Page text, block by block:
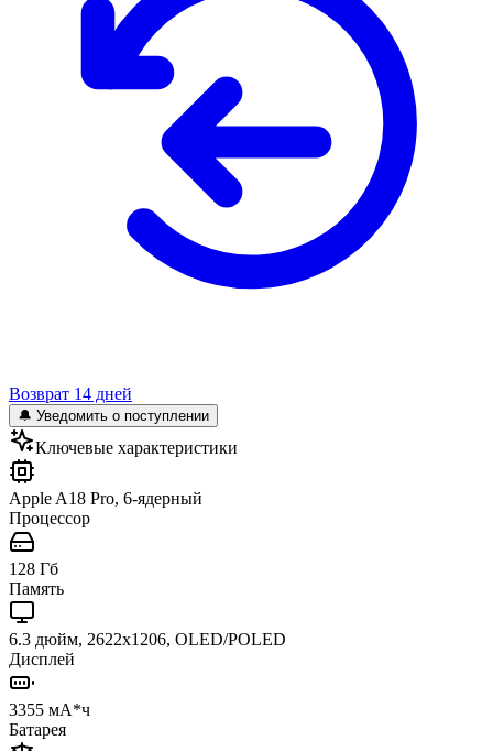
Возврат 14 дней
🔔 Уведомить о поступлении
Ключевые характеристики
Apple A18 Pro, 6-ядерный
Процессор
128 Гб
Память
6.3 дюйм, 2622x1206, OLED/POLED
Дисплей
3355 мА*ч
Батарея